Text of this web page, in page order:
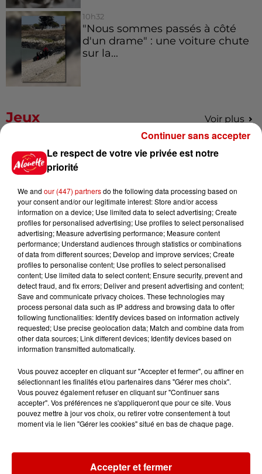
10h32
"Nous sommes passés à côté
d'un drame" : une voiture chute
sur la...
Jeux Voir plus
Gagnez vos places pour
l'événement Ride the Show à
Gagnez vos places pour le
festival Marché Gourmand 2026
à Coulon !
Le Duel - Gagnez vos entrées
pour l'un des zoos de nos
régions !
Destination Vacances - Gagnez
votre séjour en famille au cœur
de la...
Le respect de votre vie privée est notre
priorité
We and our (447) partnersdo the following data processing based on
your consent and/or our legitimate interest: Store and/or access
information on a device; Use limited data to select advertising; Create
profiles for personalised advertising; Use profiles to select personalised
advertising; Measure advertising performance; Measure content
performance; Understand audiences through statistics or combinations
of data from different sources; Develop and improve services; Create
profiles to personalise content; Use profiles to select personalised
content; Use limited data to select content; Ensure security, prevent and
detect fraud, and fix errors; Deliver and present advertising and content;
Save and communicate privacy choices. These technologies may
process personal data such as IP address and browsing data to offer
following functionalities: Identify devices based on information actively
requested; Use precise geolocation data; Match and combine data from
other data sources; Link different devices; Identify devices based on
information transmitted automatically.
Vous pouvez accepter en cliquant sur "Accepter et fermer", ou affiner en
sélectionnant les finalités et/ou partenaires dans "Gérer mes choix".
Vous pouvez également refuser en cliquant sur "Continuer sans
accepter". Vos préférences ne s'appliqueront que pour ce site. Vous
pouvez mettre à jour vos choix, ou retirer votre consentement à tout
moment via le lien "Gérer les cookies" situé en bas de chaque page.
Accepter et fermer
Continuer sans accepter